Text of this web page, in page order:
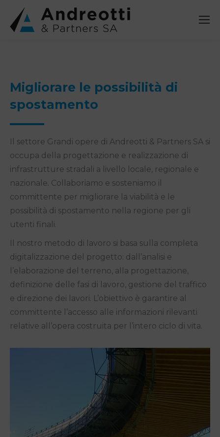
Migliorare le possibilità di
spostamento
Il settore Grandi opere di Andreotti & Partners SA si
occupa della progettazione e realizzazione di
infrastrutture stradali a livello locale, regionale e
nazionale. Collaboriamo e sosteniamo il
committente per migliorare la viabilità e le
possibilità di spostamento nella regione per gli
utenti finali.
Il nostro metodo di lavoro si basa sulla completa
digitalizzazione del progetto: dall’analisi e
l’elaborazione del terreno, alla progettazione,
definizione delle fasi di lavoro, gestione del traffico
e direzione dei lavori. L’obiettivo è garantire al
committente l’accesso alle informazioni rilevanti
relative all’opera costruita per l’intero ciclo di vita.